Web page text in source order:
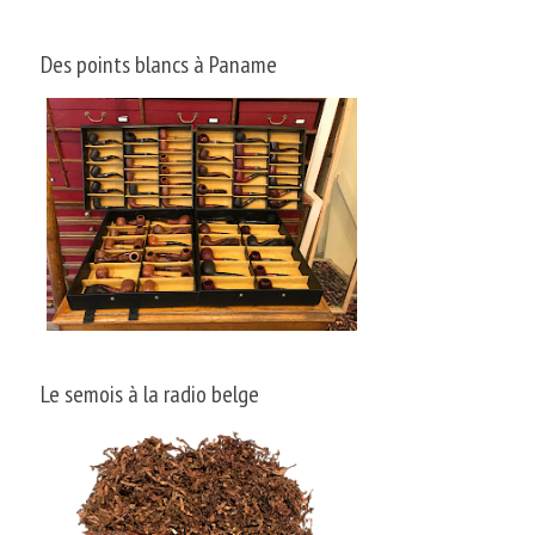
Des points blancs à Paname
Le semois à la radio belge